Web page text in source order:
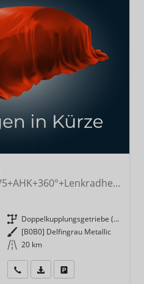
LIFE 150PS eTSI DSG GV5+AHK+360°+Lenkradheiz+IQ.Drive+ACC+App+eHeck+LED
Getriebe
Doppelkupplungsgetriebe (DSG)
Außenfarbe [B0B0] Delfingrau Metallic
Kilometerstand 20 km
Wir rufen Sie anFahrzeugexposé (PDF)